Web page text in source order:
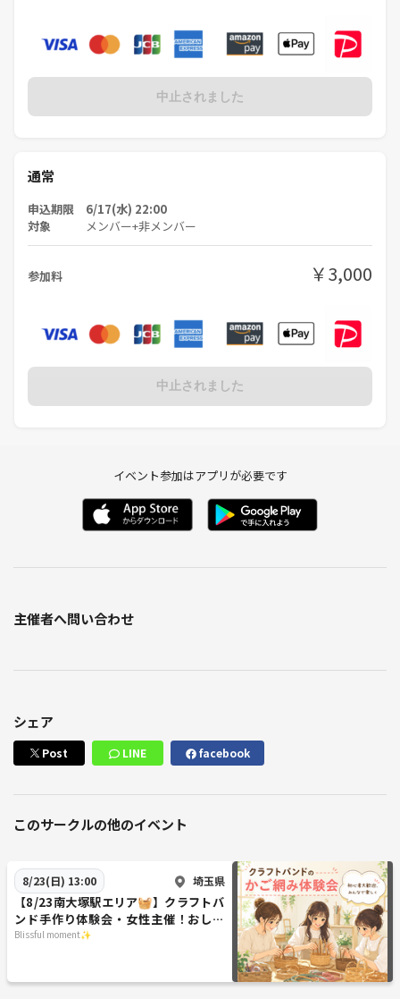
中止されました
通常
申込期限 6/17(水) 22:00
対象 メンバー+非メンバー
参加料 ￥3,000
中止されました
イベント参加はアプリが必要です
主催者へ問い合わせ
シェア
Post LINE facebook
このサークルの他のイベント
8/23(日) 13:00 埼玉県
【8/23南大塚駅エリア🧺】クラフトバ
ンド手作り体験会・女性主催！おしゃ
べりしながら作品づくりを楽しもう🎨
Blissful moment✨